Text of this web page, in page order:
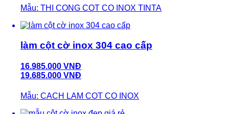
Mẫu: THI CONG COT CO INOX TINTA
làm cột cờ inox 304 cao cấp
16.985.000 VNĐ
19.685.000 VNĐ
Mẫu: CACH LAM COT CO INOX